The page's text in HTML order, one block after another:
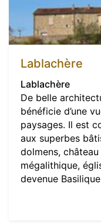
Lablachère
Lablachère
De belle
bénéficie d’une
paysages. Il est
aux superbes
dolmens,
mégalithique,
devenue